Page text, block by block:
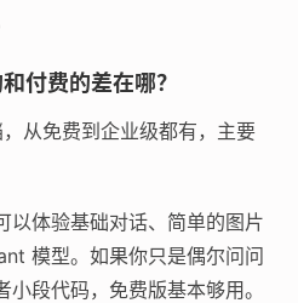
付费的差在哪？
从免费到企业级都有，主要
体验基础对话、简单的图片
模型。如果你只是偶尔问问
段代码，免费版基本够用。